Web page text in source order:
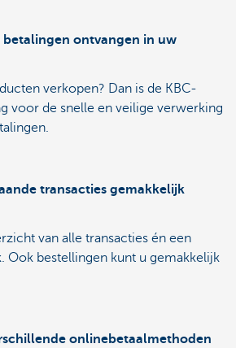
ontvangen in uw
verkopen? Dan is de KBC-
voor de snelle en veilige verwerking
transacties gemakkelijk
van alle transacties én een
Ook bestellingen kunt u gemakkelijk
onlinebetaalmethoden